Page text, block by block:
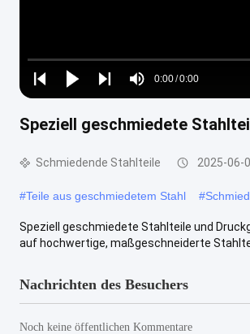
Play
Play
Play
Mute
Time
0:00/0:00
Loaded:
0%
Speziell geschmiedete
Schmiedende Stahlteile 2025-06-
#Teile aus geschmiedetem Stahl #
Speziell geschmiedete Stahlteile und
auf hochwertige, maßgeschneiderte
Nachrichten des Besuchers
Noch keine öffentlichen Kommentare